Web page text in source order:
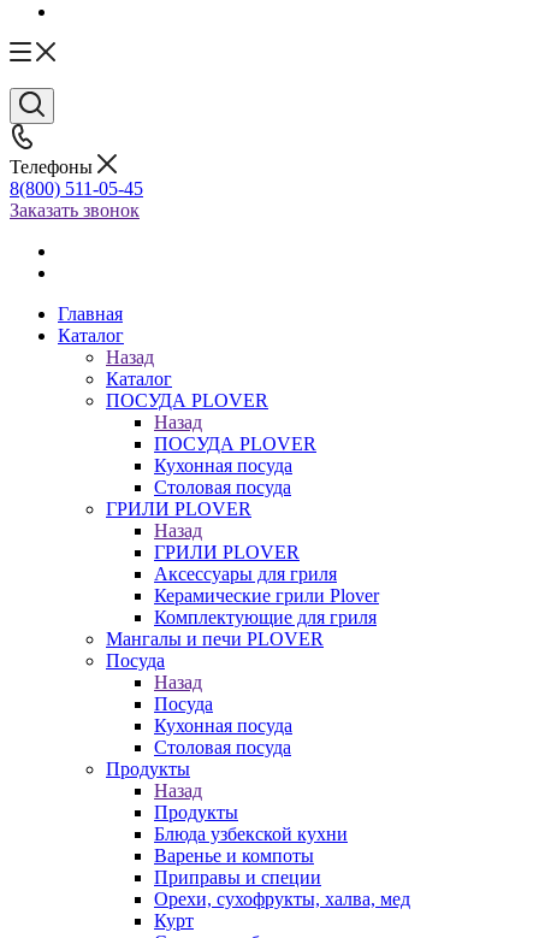
Телефоны
8(800) 511-05-45
Заказать звонок
Главная
Каталог
Назад
Каталог
ПОСУДА PLOVER
Назад
ПОСУДА PLOVER
Кухонная посуда
Столовая посуда
ГРИЛИ PLOVER
Назад
ГРИЛИ PLOVER
Аксессуары для гриля
Керамические грили Plover
Комплектующие для гриля
Мангалы и печи PLOVER
Посуда
Назад
Посуда
Кухонная посуда
Столовая посуда
Продукты
Назад
Продукты
Блюда узбекской кухни
Варенье и компоты
Приправы и специи
Орехи, сухофрукты, халва, мед
Курт